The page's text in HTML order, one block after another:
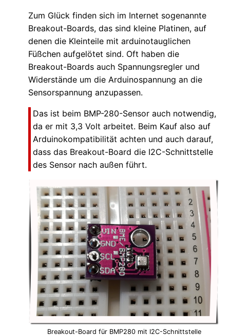
Zum Glück finden sich im Internet sogenannte
Breakout-Boards, das sind kleine Platinen, auf
denen die Kleinteile mit arduinotauglichen
Füßchen aufgelötet sind. Oft haben die
Breakout-Boards auch Spannungsregler und
Widerstände um die Arduinospannung an die
Sensorspannung anzupassen.
Das ist beim BMP-280-Sensor auch notwendig,
da er mit 3,3 Volt arbeitet. Beim Kauf also auf
Arduinokompatibilität achten und auch darauf,
dass das Breakout-Board die I2C-Schnittstelle
des Sensor nach außen führt.
Breakout-Board für BMP280 mit I2C-Schnittstelle